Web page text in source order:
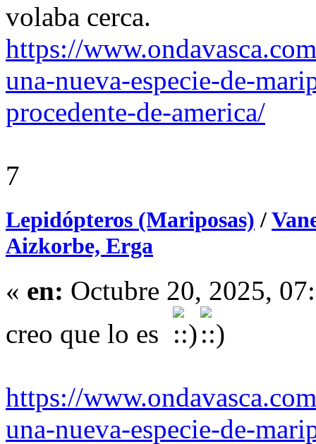
volaba cerca.
https://
una-nueva-especie-de-
procedente-de-america/
7
Lepidópteros (Mariposas) /
Aizkorbe, Erga
« en: Octubre 20, 2025,
creo que lo es
https://
una-nueva-especie-de-